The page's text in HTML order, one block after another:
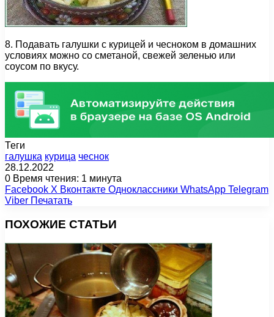
8. Подавать галушки с курицей и чесноком в домашних
условиях можно со сметаной, свежей зеленью или
соусом по вкусу.
Теги
галушка курица чеснок
28.12.2022
0 Время чтения: 1 минута
Facebook X Вконтакте Одноклассники WhatsApp Telegram
Viber Печатать
ПОХОЖИЕ СТАТЬИ